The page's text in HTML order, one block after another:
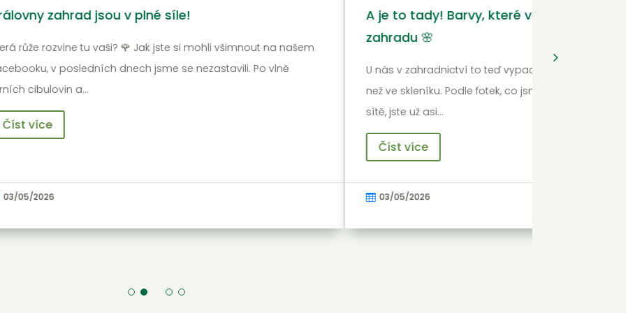
je to tady! Barvy, které vám rozzáří úsměv i
v zahradnictví to teď vypadá spíš jako v malířské paletě
ve skleníku. Podle fotek, co jsme vám naposledy dávali na
jste už asi…
03/05/2026
Japonský poklad u nás v zahradnictví 🌿
Doufáme, že si užíváte tohle krásné jaro stejně jako my.
jsme spolu koukali na ty naše voňavé bylinky a
Číst více
03/05/2026